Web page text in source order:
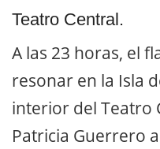
Teatro Central.
A las 23 horas, el
resonar en la Isla
interior del Teatro
Patricia Guerrero